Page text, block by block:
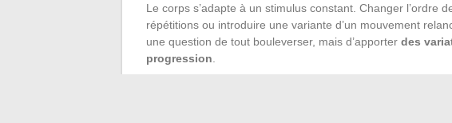
Le corps s’adapte à un stimulus constant. Changer l’ordre
répétitions ou introduire une variante d’un mouvement
une question de tout bouleverser, mais d’apporter des
progression